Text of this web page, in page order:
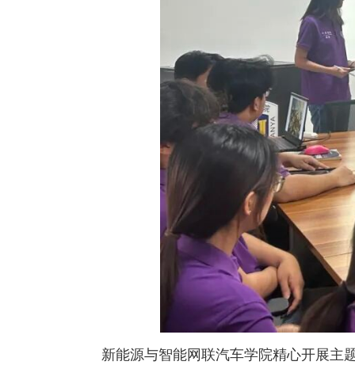
新能源与智能网联汽车学院精心开展主